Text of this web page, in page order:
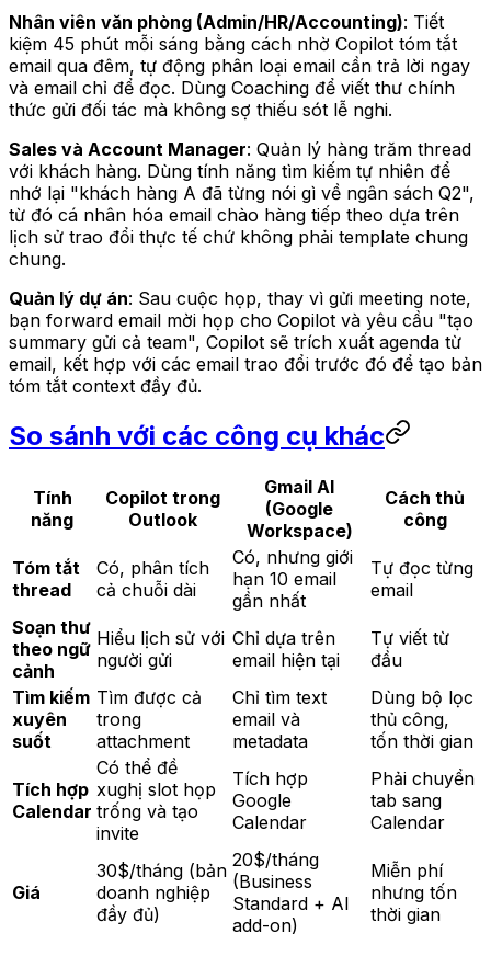
Nhân viên văn phòng (Admin/HR/Accounting): Tiết
kiệm 45 phút mỗi sáng bằng cách nhờ Copilot tóm tắt
email qua đêm, tự động phân loại email cần trả lời ngay
và email chỉ để đọc. Dùng Coaching để viết thư chính
thức gửi đối tác mà không sợ thiếu sót lễ nghi.
Sales và Account Manager: Quản lý hàng trăm thread
với khách hàng. Dùng tính năng tìm kiếm tự nhiên để
nhớ lại "khách hàng A đã từng nói gì về ngân sách Q2",
từ đó cá nhân hóa email chào hàng tiếp theo dựa trên
lịch sử trao đổi thực tế chứ không phải template chung
chung.
Quản lý dự án: Sau cuộc họp, thay vì gửi meeting note,
bạn forward email mời họp cho Copilot và yêu cầu "tạo
summary gửi cả team", Copilot sẽ trích xuất agenda từ
email, kết hợp với các email trao đổi trước đó để tạo bản
tóm tắt context đầy đủ.
So sánh với các công cụ khác
Tính
năng
Copilot trong
Outlook
Gmail AI
(Google
Workspace)
Cách thủ
công
Tóm tắt
thread
Có, phân tích
cả chuỗi dài
Có, nhưng giới
hạn 10 email
gần nhất
Tự đọc từng
email
Soạn thư
theo ngữ
cảnh
Hiểu lịch sử với
người gửi
Chỉ dựa trên
email hiện tại
Tự viết từ
đầu
Tìm kiếm
xuyên
suốt
Tìm được cả
trong
attachment
Chỉ tìm text
email và
metadata
Dùng bộ lọc
thủ công,
tốn thời gian
Tích hợp
Calendar
Có thể đề
xughị slot họp
trống và tạo
invite
Tích hợp
Google
Calendar
Phải chuyển
tab sang
Calendar
Giá
30$/tháng (bản
doanh nghiệp
đầy đủ)
20$/tháng
(Business
Standard + AI
add-on)
Miễn phí
nhưng tốn
thời gian